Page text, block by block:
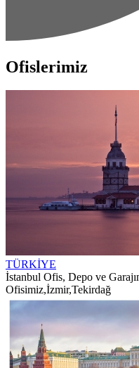
Ofislerimiz
TÜRKİYE
İstanbul Ofis, Depo ve
Ofisimiz,İzmir,Tekirdağ